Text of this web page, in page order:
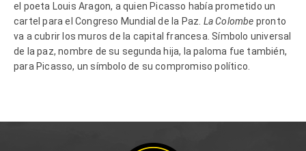
el poeta Louis Aragon, a quien Picasso había prometido un
cartel para el Congreso Mundial de la Paz. La Colombe pronto
va a cubrir los muros de la capital francesa. Símbolo universal
de la paz, nombre de su segunda hija, la paloma fue también,
para Picasso, un símbolo de su compromiso político.